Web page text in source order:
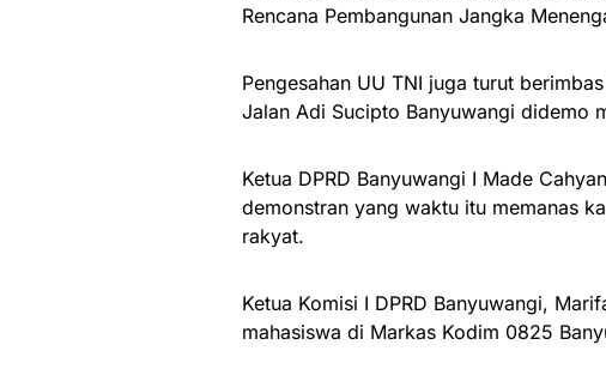
Rencana Pembangunan Jangka
Pengesahan UU TNI juga turut
Jalan Adi Sucipto Banyuwangi didemo
Ketua DPRD Banyuwangi I Made
demonstran yang waktu itu memanas
rakyat.
Ketua Komisi I DPRD Banyuwangi,
mahasiswa di Markas Kodim 0825